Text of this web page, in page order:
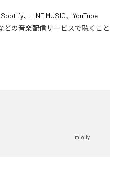
Spotify、 LINE MUSIC、 YouTube
どの音楽配信サービスで聴くこと
miolly